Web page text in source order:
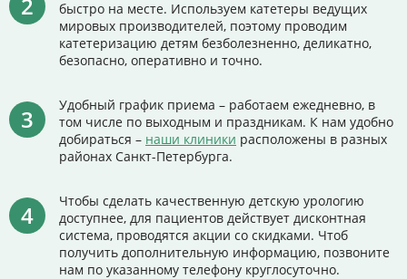
быстро на месте. Используем катетеры ведущих
мировых производителей, поэтому проводим
катетеризацию детям безболезненно, деликатно,
безопасно, оперативно и точно.
Удобный график приема – работаем ежедневно, в
том числе по выходным и праздникам. К нам удобно
добираться – наши клиники расположены в разных
районах Санкт-Петербурга.
Чтобы сделать качественную детскую урологию
доступнее, для пациентов действует дисконтная
система, проводятся акции со скидками. Чтоб
получить дополнительную информацию, позвоните
нам по указанному телефону круглосуточно.